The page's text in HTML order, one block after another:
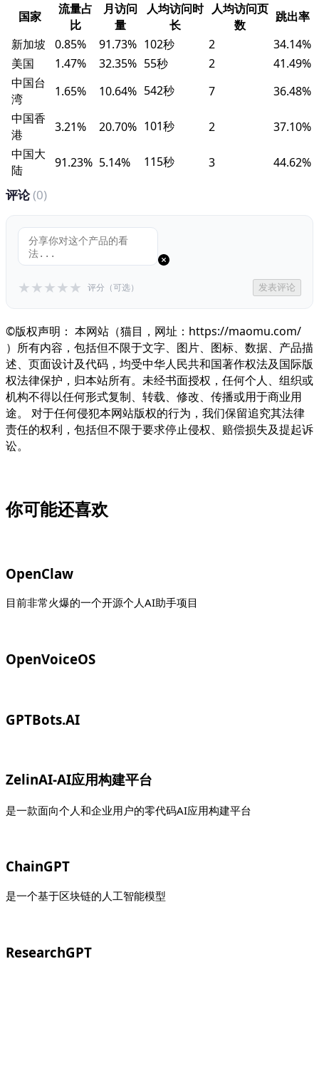
国家
流量占
比
月访问
量
人均访问时
长
人均访问页
数
跳出率
新加坡
0.85% 91.73% 102秒 2
34.14%
美国
1.47% 32.35% 55秒 2
41.49%
中国台
湾
1.65% 10.64% 542秒 7
36.48%
中国香
港
3.21% 20.70% 101秒 2
37.10%
中国大
陆
91.23% 5.14% 115秒 3 44.62%
评论(0)
★★★★★ 评分（可选） 发表评论
©版权声明： 本网站（猫目，网址：https://maomu.com/
）所有内容，包括但不限于文字、图片、图标、数据、产品描
述、页面设计及代码，均受中华人民共和国著作权法及国际版
权法律保护，归本站所有。未经书面授权，任何个人、组织或
机构不得以任何形式复制、转载、修改、传播或用于商业用
途。 对于任何侵犯本网站版权的行为，我们保留追究其法律
责任的权利，包括但不限于要求停止侵权、赔偿损失及提起诉
讼。
你可能还喜欢
OpenClaw
目前非常火爆的一个开源个人AI助手项目
OpenVoiceOS
GPTBots.AI
ZelinAI-AI应用构建平台
是一款面向个人和企业用户的零代码AI应用构建平台
ChainGPT
是一个基于区块链的人工智能模型
ResearchGPT